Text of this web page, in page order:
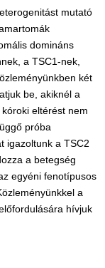
mutató
domináns
a TSC1-nek,
két
be, akiknél a
eltérést nem
próba
igazoltunk a TSC2
a betegség
egyéni fenotípusos
a
hívjuk